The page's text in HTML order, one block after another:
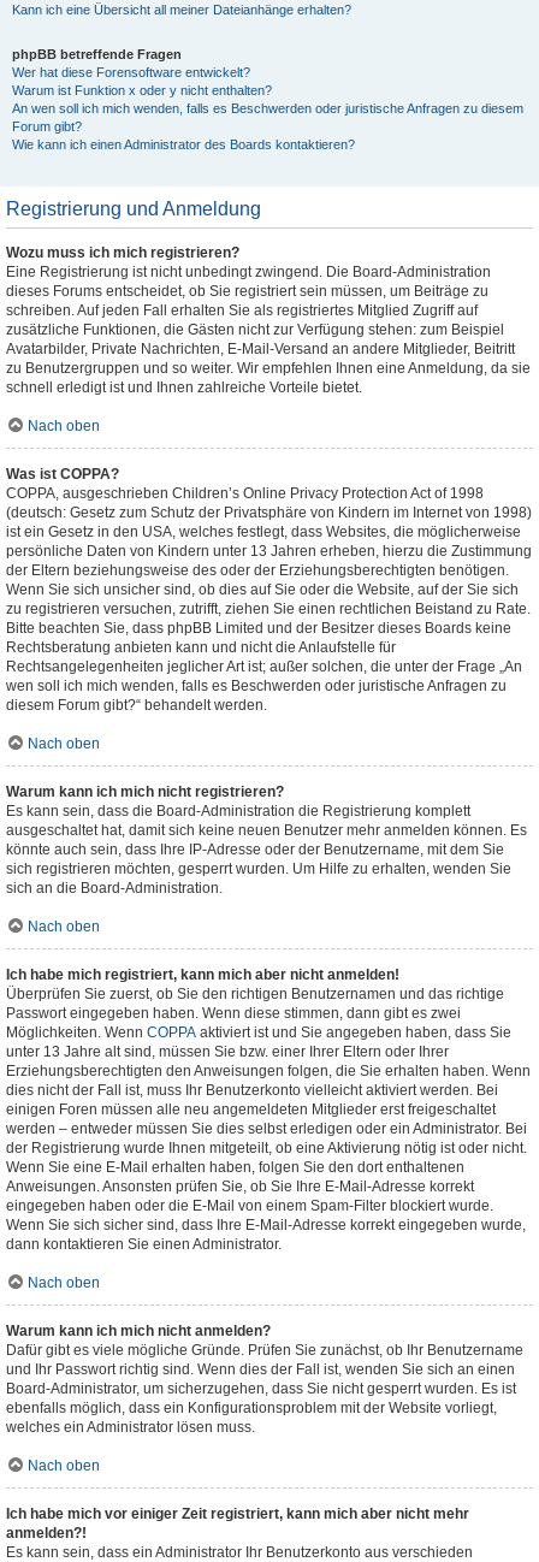
Kann ich eine Übersicht all meiner Dateianhänge erhalten?
phpBB betreffende Fragen
Wer hat diese Forensoftware entwickelt?
Warum ist Funktion x oder y nicht enthalten?
An wen soll ich mich wenden, falls es Beschwerden oder juristische Anfragen zu diesem
Forum gibt?
Wie kann ich einen Administrator des Boards kontaktieren?
Registrierung und Anmeldung
Wozu muss ich mich registrieren?
Eine Registrierung ist nicht unbedingt zwingend. Die Board-Administration
dieses Forums entscheidet, ob Sie registriert sein müssen, um Beiträge zu
schreiben. Auf jeden Fall erhalten Sie als registriertes Mitglied Zugriff auf
zusätzliche Funktionen, die Gästen nicht zur Verfügung stehen: zum Beispiel
Avatarbilder, Private Nachrichten, E-Mail-Versand an andere Mitglieder, Beitritt
zu Benutzergruppen und so weiter. Wir empfehlen Ihnen eine Anmeldung, da sie
schnell erledigt ist und Ihnen zahlreiche Vorteile bietet.
Nach oben
Was ist COPPA?
COPPA, ausgeschrieben Children’s Online Privacy Protection Act of 1998
(deutsch: Gesetz zum Schutz der Privatsphäre von Kindern im Internet von 1998)
ist ein Gesetz in den USA, welches festlegt, dass Websites, die möglicherweise
persönliche Daten von Kindern unter 13 Jahren erheben, hierzu die Zustimmung
der Eltern beziehungsweise des oder der Erziehungsberechtigten benötigen.
Wenn Sie sich unsicher sind, ob dies auf Sie oder die Website, auf der Sie sich
zu registrieren versuchen, zutrifft, ziehen Sie einen rechtlichen Beistand zu Rate.
Bitte beachten Sie, dass phpBB Limited und der Besitzer dieses Boards keine
Rechtsberatung anbieten kann und nicht die Anlaufstelle für
Rechtsangelegenheiten jeglicher Art ist; außer solchen, die unter der Frage „An
wen soll ich mich wenden, falls es Beschwerden oder juristische Anfragen zu
diesem Forum gibt?“ behandelt werden.
Nach oben
Warum kann ich mich nicht registrieren?
Es kann sein, dass die Board-Administration die Registrierung komplett
ausgeschaltet hat, damit sich keine neuen Benutzer mehr anmelden können. Es
könnte auch sein, dass Ihre IP-Adresse oder der Benutzername, mit dem Sie
sich registrieren möchten, gesperrt wurden. Um Hilfe zu erhalten, wenden Sie
sich an die Board-Administration.
Nach oben
Ich habe mich registriert, kann mich aber nicht anmelden!
Überprüfen Sie zuerst, ob Sie den richtigen Benutzernamen und das richtige
Passwort eingegeben haben. Wenn diese stimmen, dann gibt es zwei
Möglichkeiten. Wenn COPPA aktiviert ist und Sie angegeben haben, dass Sie
unter 13 Jahre alt sind, müssen Sie bzw. einer Ihrer Eltern oder Ihrer
Erziehungsberechtigten den Anweisungen folgen, die Sie erhalten haben. Wenn
dies nicht der Fall ist, muss Ihr Benutzerkonto vielleicht aktiviert werden. Bei
einigen Foren müssen alle neu angemeldeten Mitglieder erst freigeschaltet
werden – entweder müssen Sie dies selbst erledigen oder ein Administrator. Bei
der Registrierung wurde Ihnen mitgeteilt, ob eine Aktivierung nötig ist oder nicht.
Wenn Sie eine E-Mail erhalten haben, folgen Sie den dort enthaltenen
Anweisungen. Ansonsten prüfen Sie, ob Sie Ihre E-Mail-Adresse korrekt
eingegeben haben oder die E-Mail von einem Spam-Filter blockiert wurde.
Wenn Sie sich sicher sind, dass Ihre E-Mail-Adresse korrekt eingegeben wurde,
dann kontaktieren Sie einen Administrator.
Nach oben
Warum kann ich mich nicht anmelden?
Dafür gibt es viele mögliche Gründe. Prüfen Sie zunächst, ob Ihr Benutzername
und Ihr Passwort richtig sind. Wenn dies der Fall ist, wenden Sie sich an einen
Board-Administrator, um sicherzugehen, dass Sie nicht gesperrt wurden. Es ist
ebenfalls möglich, dass ein Konfigurationsproblem mit der Website vorliegt,
welches ein Administrator lösen muss.
Nach oben
Ich habe mich vor einiger Zeit registriert, kann mich aber nicht mehr
anmelden?!
Es kann sein, dass ein Administrator Ihr Benutzerkonto aus verschieden